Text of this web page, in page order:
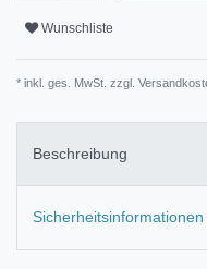
Wunschliste
* inkl. ges. MwSt. zzgl.
Beschreibung